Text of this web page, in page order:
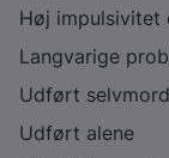
Høj impulsivitet
Langvarige
Udført
Udført alene